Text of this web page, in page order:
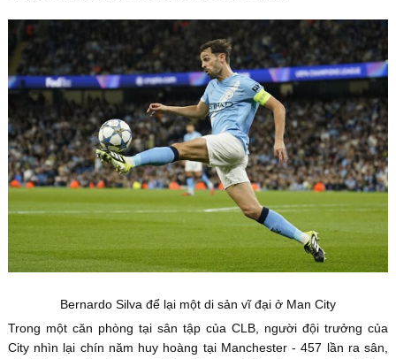
Bernardo Silva để lại một di sản vĩ đại ở Man City
Trong một căn phòng tại sân tập của CLB, người đội trưởng của
City nhìn lại chín năm huy hoàng tại Manchester - 457 lần ra sân,